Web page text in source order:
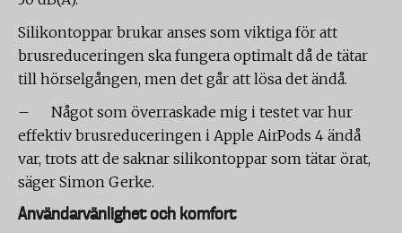
Silikontoppar brukar anses som viktiga för att
brusreduceringen ska fungera optimalt då de tätar
till hörselgången, men det går att lösa det ändå.
– Något som överraskade mig i testet var hur
effektiv brusreduceringen i Apple AirPods 4 ändå
var, trots att de saknar silikontoppar som tätar örat,
säger Simon Gerke.
Användarvänlighet och komfort